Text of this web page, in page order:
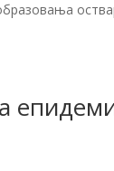
образовања